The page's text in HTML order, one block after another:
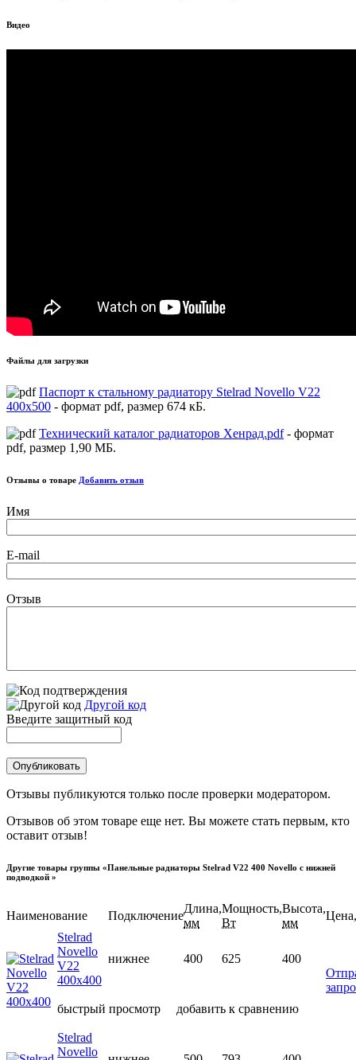
Видео
Файлы для загрузки
Паспорт к стальному радиатору Stelrad Novello V22
400х500 - формат pdf, размер 674 кБ.
Технический каталог радиаторов Хенрад.pdf- формат
pdf, размер 1,90 МБ.
Отзывы о товаре Добавить отзыв
Имя
E-mail
Отзыв
Другой код
Введите защитный код
Отзывы публикуются только после проверки модератором.
Отзывов об этом товаре еще нет. Вы можете стать первым, кто
оставит отзыв!
Другие товары группы «Панельные радиаторы Stelrad V22 400 Novello с нижней
подводкой »
Наименование Подключение
Длина,
мм
Мощность,
Вт
Высота,
мм
Stelrad
Novello
V22
400х400
нижнее 400 625
400
быстрый просмотр
добавить к сравнению
Stelrad
Novello